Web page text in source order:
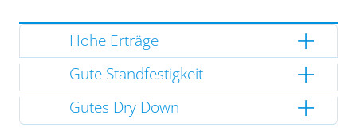
Hohe Erträge
Gute Standfestigkeit
Gutes Dry Down